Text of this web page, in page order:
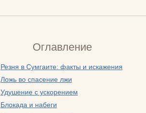
Оглавление
Резня в Сумгаите: факты и искажения
Ложь во спасение лжи
Удушение с ускорением
Блокада и набеги